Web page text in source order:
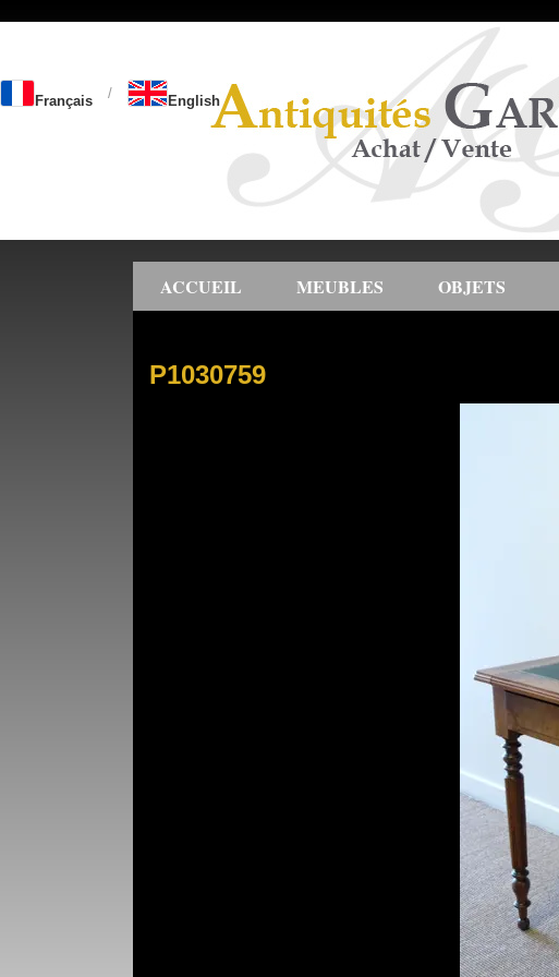
Français / English
ACCUEIL MEUBLES OBJETS
P1030759